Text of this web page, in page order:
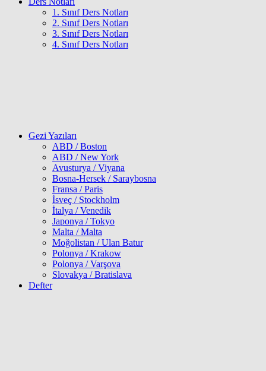
1. Sınıf Ders Notları
2. Sınıf Ders Notları
3. Sınıf Ders Notları
4. Sınıf Ders Notları
Gezi Yazıları
ABD / Boston
ABD / New York
Avusturya / Viyana
Bosna-Hersek / Saraybosna
Fransa / Paris
İsveç / Stockholm
İtalya / Venedik
Japonya / Tokyo
Malta / Malta
Moğolistan / Ulan Batur
Polonya / Krakow
Polonya / Varşova
Slovakya / Bratislava
Defter